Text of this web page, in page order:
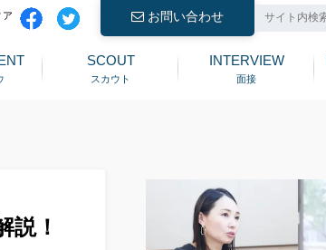
ア お問い合わせ
スカウト
SCOUT
面接
INTERVIEW
説！